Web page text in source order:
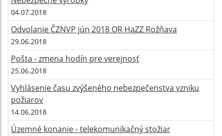
04.07.2018
Odvolanie ČZNVP jún 2018 OR HaZZ Rožňava
29.06.2018
Pošta - zmena hodín pre verejnosť
25.06.2018
Vyhlásenie času zvýšeného nebezpečenstva vzniku
požiarov
14.06.2018
Územné konanie - telekomunikačný stožiar